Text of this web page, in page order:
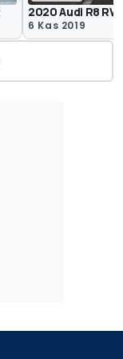
2020 Audi R8
6 Kas 2019